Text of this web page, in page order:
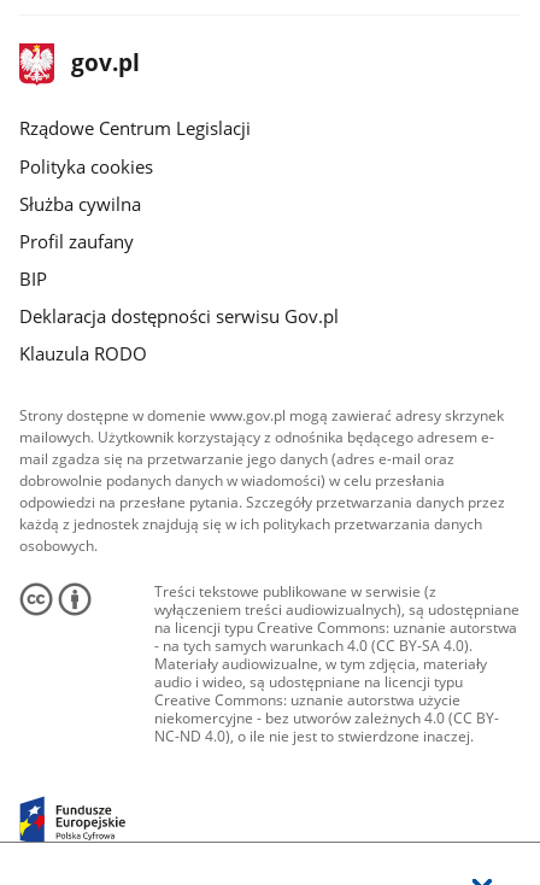
stopka
gov.plStrona
gov.pl
Rządowe Centrum Legislacji
Polityka cookies
Służba cywilna
Profil zaufany
BIP
Deklaracja dostępności serwisu Gov.pl
Klauzula RODO
Strony dostępne w domenie www.gov.pl mogą zawierać adresy skrzynek
mailowych. Użytkownik korzystający z odnośnika będącego adresem e-
mail zgadza się na przetwarzanie jego danych (adres e-mail oraz
dobrowolnie podanych danych w wiadomości) w celu przesłania
odpowiedzi na przesłane pytania. Szczegóły przetwarzania danych przez
każdą z jednostek znajdują się w ich politykach przetwarzania danych
osobowych.
Treści tekstowe publikowane w serwisie (z
wyłączeniem treści audiowizualnych), są udostępniane
na licencji typu Creative Commons: uznanie autorstwa
- na tych samych warunkach 4.0 (CC BY-SA 4.0).
Materiały audiowizualne, w tym zdjęcia, materiały
audio i wideo, są udostępniane na licencji typu
Creative Commons: uznanie autorstwa użycie
niekomercyjne - bez utworów zależnych 4.0 (CC BY-
NC-ND 4.0), o ile nie jest to stwierdzone inaczej.